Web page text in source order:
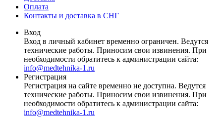
Оплата
Контакты и доставка в СНГ
Вход
Вход в личный кабинет временно ограничен. Ведутся
технические работы. Приносим свои извинения. При
необходимости обратитесь к администрации сайта:
info@medtehnika-1.ru
Регистрация
Регистрация на сайте временно не доступна. Ведутся
технические работы. Приносим свои извинения. При
необходимости обратитесь к администрации сайта:
info@medtehnika-1.ru